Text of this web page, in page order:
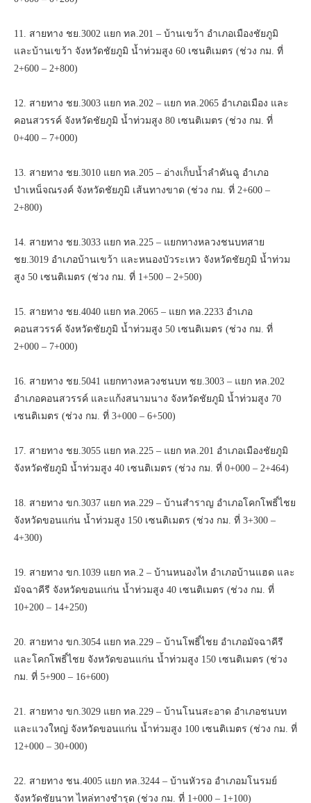
11. สายทาง ชย.3002 แยก ทล.201 – บ้านเขว้า อำเภอเมืองชัยภูมิ
และบ้านเขว้า จังหวัดชัยภูมิ น้ำท่วมสูง 60 เซนติเมตร (ช่วง กม. ที่
2+600 – 2+800)
12. สายทาง ชย.3003 แยก ทล.202 – แยก ทล.2065 อำเภอเมือง และ
คอนสวรรค์ จังหวัดชัยภูมิ น้ำท่วมสูง 80 เซนติเมตร (ช่วง กม. ที่
0+400 – 7+000)
13. สายทาง ชย.3010 แยก ทล.205 – อ่างเก็บน้ำลำคันฉู อำเภอ
บำเหน็จณรงค์ จังหวัดชัยภูมิ เส้นทางขาด (ช่วง กม. ที่ 2+600 –
2+800)
14. สายทาง ชย.3033 แยก ทล.225 – แยกทางหลวงชนบทสาย
ชย.3019 อำเภอบ้านเขว้า และหนองบัวระเหว จังหวัดชัยภูมิ น้ำท่วม
สูง 50 เซนติเมตร (ช่วง กม. ที่ 1+500 – 2+500)
15. สายทาง ชย.4040 แยก ทล.2065 – แยก ทล.2233 อำเภอ
คอนสวรรค์ จังหวัดชัยภูมิ น้ำท่วมสูง 50 เซนติเมตร (ช่วง กม. ที่
2+000 – 7+000)
16. สายทาง ชย.5041 แยกทางหลวงชนบท ชย.3003 – แยก ทล.202
อำเภอคอนสวรรค์ และแก้งสนามนาง จังหวัดชัยภูมิ น้ำท่วมสูง 70
เซนติเมตร (ช่วง กม. ที่ 3+000 – 6+500)
17. สายทาง ชย.3055 แยก ทล.225 – แยก ทล.201 อำเภอเมืองชัยภูมิ
จังหวัดชัยภูมิ น้ำท่วมสูง 40 เซนติเมตร (ช่วง กม. ที่ 0+000 – 2+464)
18. สายทาง ขก.3037 แยก ทล.229 – บ้านสำราญ อำเภอโคกโพธิ์ไชย
จังหวัดขอนแก่น น้ำท่วมสูง 150 เซนติเมตร (ช่วง กม. ที่ 3+300 –
4+300)
19. สายทาง ขก.1039 แยก ทล.2 – บ้านหนองไห อำเภอบ้านแฮด และ
มัจฉาคีรี จังหวัดขอนแก่น น้ำท่วมสูง 40 เซนติเมตร (ช่วง กม. ที่
10+200 – 14+250)
20. สายทาง ขก.3054 แยก ทล.229 – บ้านโพธิ์ไชย อำเภอมัจฉาคีรี
และโคกโพธิ์ไชย จังหวัดขอนแก่น น้ำท่วมสูง 150 เซนติเมตร (ช่วง
กม. ที่ 5+900 – 16+600)
21. สายทาง ขก.3029 แยก ทล.229 – บ้านโนนสะอาด อำเภอชนบท
และแวงใหญ่ จังหวัดขอนแก่น น้ำท่วมสูง 100 เซนติเมตร (ช่วง กม. ที่
12+000 – 30+000)
22. สายทาง ชน.4005 แยก ทล.3244 – บ้านหัวรอ อำเภอมโนรมย์
จังหวัดชัยนาท ไหล่ทางชำรุด (ช่วง กม. ที่ 1+000 – 1+100)